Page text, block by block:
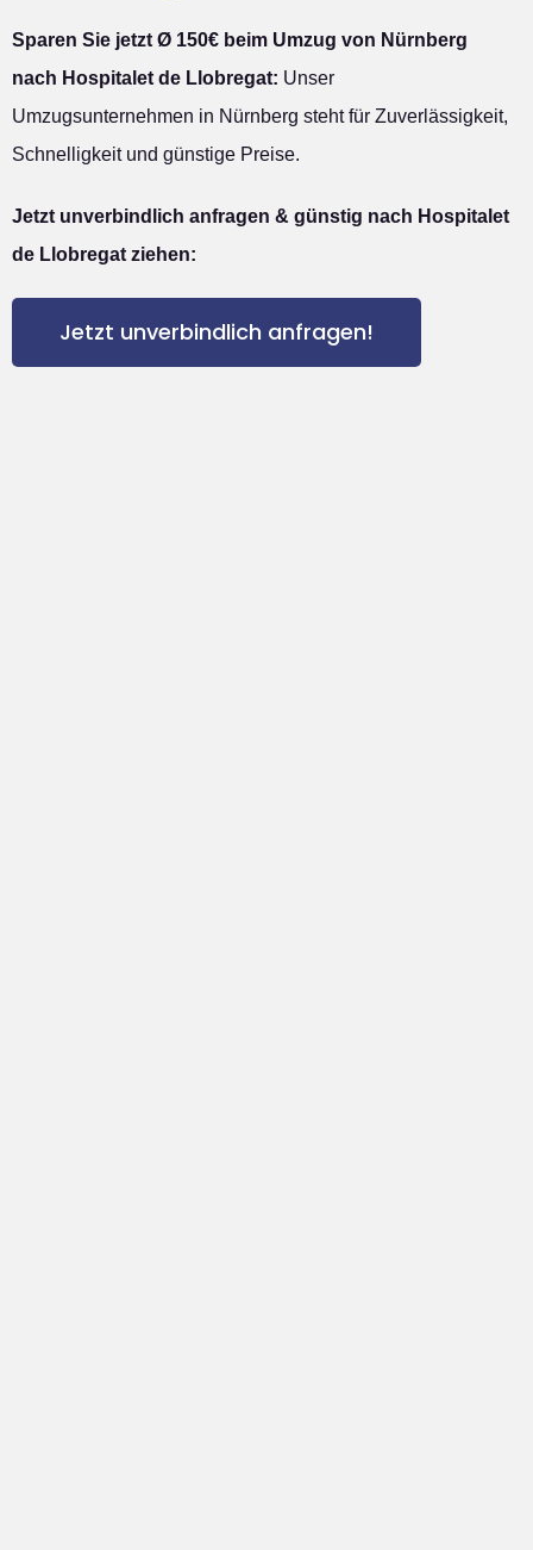
Sparen Sie jetzt Ø 150€ beim Umzug von Nürnberg
nach Hospitalet de Llobregat: Unser
Umzugsunternehmen in Nürnberg steht für Zuverlässigkeit,
Schnelligkeit und günstige Preise.
Jetzt unverbindlich anfragen & günstig nach Hospitalet
de Llobregat ziehen:
Jetzt unverbindlich anfragen!